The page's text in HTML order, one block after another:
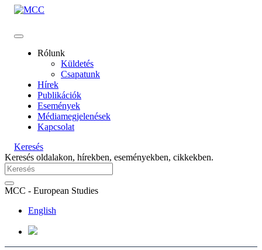
Rólunk
Küldetés
Csapatunk
Hírek
Publikációk
Események
Médiamegjelenések
Kapcsolat
Keresés
Keresés oldalakon, hírekben, eseményekben, cikkekben.
MCC - European Studies
English